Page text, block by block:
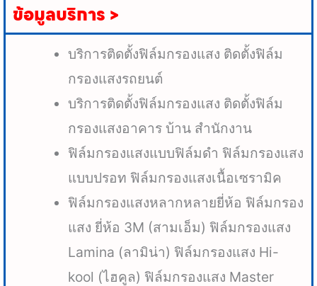
ข้อมูลบริการ >
บริการติดตั้งฟิล์มกรองแสง ติดตั้งฟิล์ม
กรองแสงรถยนต์
บริการติดตั้งฟิล์มกรองแสง ติดตั้งฟิล์ม
กรองแสงอาคาร บ้าน สำนักงาน
ฟิล์มกรองแสงแบบฟิล์มดำ ฟิล์มกรองแสง
แบบปรอท ฟิล์มกรองแสงเนื้อเซรามิค
ฟิล์มกรองแสงหลากหลายยี่ห้อ ฟิล์มกรอง
แสง ยี่ห้อ 3M (สามเอ็ม) ฟิล์มกรองแสง
Lamina (ลามิน่า) ฟิล์มกรองแสง Hi-
kool (ไฮคูล) ฟิล์มกรองแสง Master